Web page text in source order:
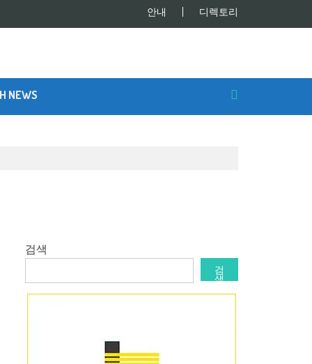
안내 디렉토리
NEWS
검색
검
색